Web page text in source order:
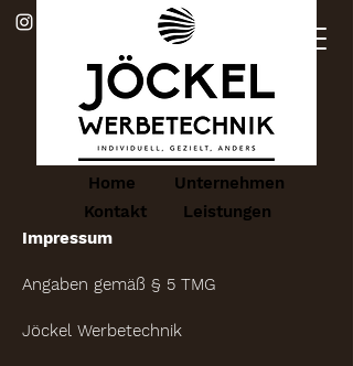
Home
Unternehmen
Leistungen
Kontakt
Impressum
Angaben gemäß § 5 TMG
Jöckel Werbetechnik